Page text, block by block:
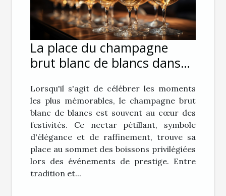
La place du champagne
brut blanc de blancs dans
Lorsqu'il s'agit de célébrer les moments
les plus mémorables, le champagne brut
blanc de blancs est souvent au cœur des
festivités. Ce nectar pétillant, symbole
d'élégance et de raffinement, trouve sa
place au sommet des boissons privilégiées
lors des événements de prestige. Entre
tradition et...